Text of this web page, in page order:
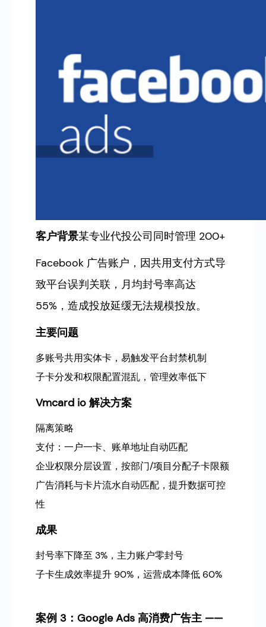
客户背景某专业代投公司同时管理 200+
Facebook 广告账户，因共用支付方式导
致平台误判关联，月均封号率高达
55%，造成投放延缓无法规模投放。
主要问题
多账号共用实体卡，易触发平台封禁机制
子卡分发和权限配置混乱，管理效率低下
Vmcard io 解决方案
隔离策略
支付：一户一卡、账单地址自动匹配
企业权限分层设置，按部门/项目分配子卡限额
广告消耗与卡片流水自动匹配，提升数据可控
性
成果
封号率下降至 3%，主力账户零封号
子卡生成效率提升 90%，运营成本降低 60%
案例 3：Google Ads 高消费广告主 ——